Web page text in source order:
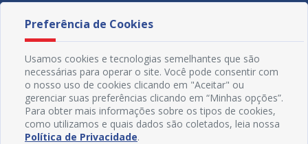
Preferência de Cookies
Usamos cookies e tecnologias semelhantes que são
necessárias para operar o site. Você pode consentir com
o nosso uso de cookies clicando em "Aceitar" ou
gerenciar suas preferências clicando em “Minhas opções”.
Para obter mais informações sobre os tipos de cookies,
como utilizamos e quais dados são coletados, leia nossa
Política de Privacidade.